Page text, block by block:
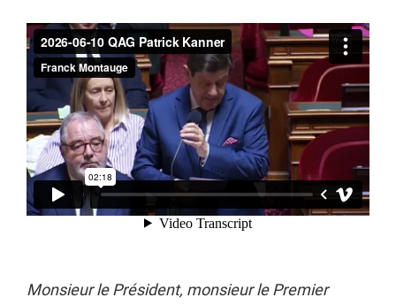
Monsieur le Président, monsieur le Premier